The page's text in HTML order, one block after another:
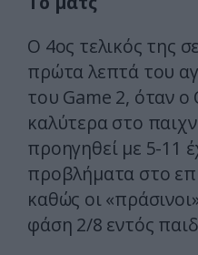
Ο 4ος τελικός της
πρώτα λεπτά του
του Game 2, όταν ο
καλύτερα στο
προηγηθεί με 5-11
προβλήματα στο
καθώς οι
φάση 2/8 εντός